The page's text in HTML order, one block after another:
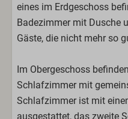
Sonnenschirm
Eigener Parkplatz
Liegestühle
Terrasse
eines im Erdgeschoss
Badezimmer mit Dusche
Gäste, die nicht mehr so
Im Obergeschoss
Schlafzimmer mit
Schlafzimmer ist mit
ausgestattet, das zweite